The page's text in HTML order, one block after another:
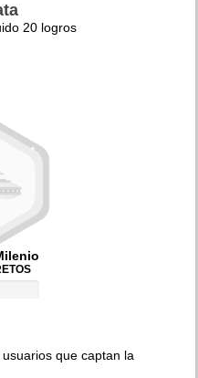
20 logros
que captan la